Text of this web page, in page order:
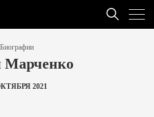
Биографии
2021